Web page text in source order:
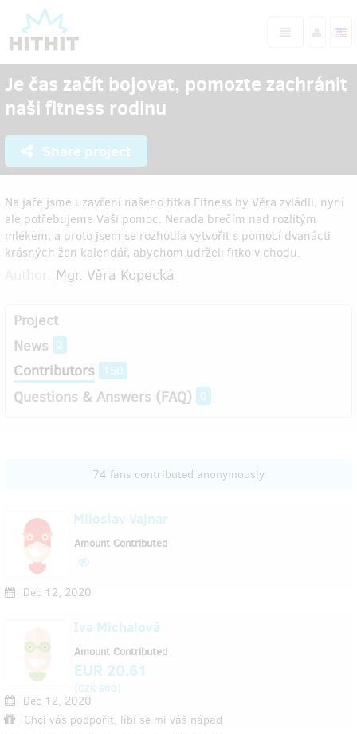
Je čas začít bojovat, pomozte zachránit
naši fitness rodinu
Share project
Na jaře jsme uzavření našeho fitka Fitness by Věra zvládli, nyní
ale potřebujeme Vaši pomoc. Nerada brečím nad rozlitým
mlékem, a proto jsem se rozhodla vytvořit s pomocí dvanácti
krásných žen kalendář, abychom udrželi fitko v chodu.
Mgr. Věra Kopecká
Project
News
2
Contributors 150
Questions & Answers (FAQ) 0
74 fans contributed anonymously
Miloslav Vajnar
Dec 12, 2020
Amount Contributed
Iva Michalová
Dec 12, 2020
Chci vás podpořit, líbí se mi váš nápad
Amount Contributed
EUR 20.61
(CZK 500)